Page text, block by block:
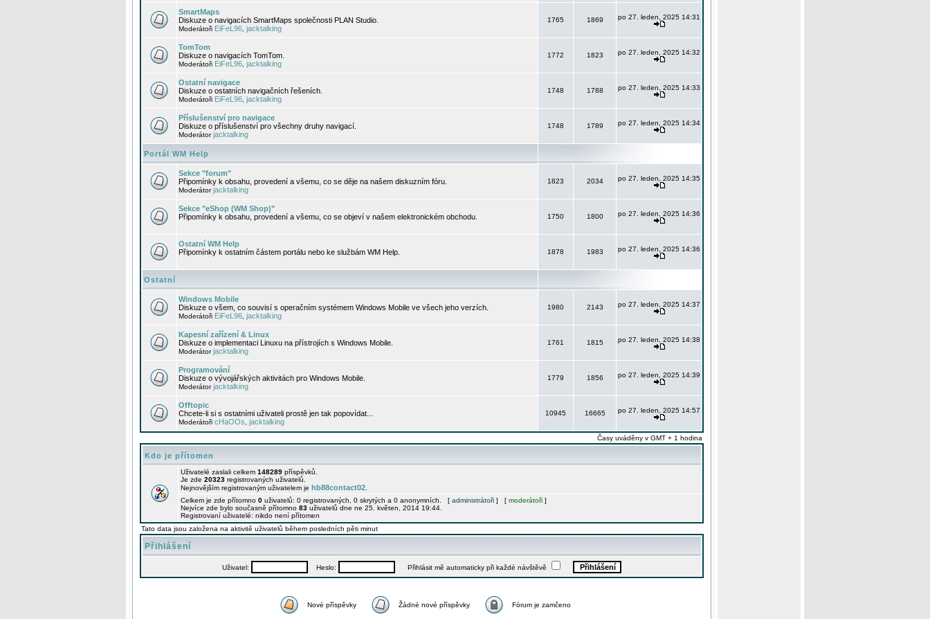
SmartMaps
Diskuze o navigacích SmartMaps společnosti PLAN Studio.
Moderátoři EiFeL96 jacktalking
1765 1869 po 27. leden, 2025 14:31
TomTom
Diskuze o navigacích TomTom.
Moderátoři EiFeL96 jacktalking
1772 1823 po 27. leden, 2025 14:32
Ostatní navigace
Diskuze o ostatních navigačních řešeních.
Moderátoři EiFeL96 jacktalking
1748 1788 po 27. leden, 2025 14:33
Příslušenství pro navigace
Diskuze o příslušenství pro všechny druhy navigací.
Moderátorjacktalking
1748 1789 po 27. leden, 2025 14:34
Portál WM Help
Sekce "forum"
Připomínky k obsahu, provedení a všemu, co se děje na našem diskuzním fóru.
Moderátorjacktalking
1823 2034 po 27. leden, 2025 14:35
Sekce "eShop (WM Shop)"
Připomínky k obsahu, provedení a všemu, co se objeví v našem elektronickém obchodu.
1750 1800 po 27. leden, 2025 14:36
Ostatní WM Help
Připomínky k ostatním částem portálu nebo ke službám WM Help.
1878 1983 po 27. leden, 2025 14:36
Ostatní
Windows Mobile
Diskuze o všem, co souvisí s operačním systémem Windows Mobile ve všech jeho verzích.
Moderátoři EiFeL96 jacktalking
1980 2143 po 27. leden, 2025 14:37
Kapesní zařízení & Linux
Diskuze o implementaci Linuxu na přístrojích s Windows Mobile.
Moderátorjacktalking
1761 1815 po 27. leden, 2025 14:38
Programování
Diskuze o vývojářských aktivitách pro Windows Mobile.
Moderátorjacktalking
1779 1856 po 27. leden, 2025 14:39
Offtopic
Chcete-li si s ostatními uživateli prostě jen tak popovídat...
Moderátoři cHaOOs jacktalking
10945 16665 po 27. leden, 2025 14:57
Časy uváděny v GMT + 1 hodina
Kdo je přítomen
Uživatelé zaslali celkem 148289 příspěvků.
Je zde 20323 registrovaných uživatelů.
Nejnovějším registrovaným uživatelem je hb88contact02
Celkem je zde přítomno 0 uživatelů: 0 registrovaných, 0 skrytých a 0 anonymních. [ administrátoři ] [ moderátoři ]
Nejvíce zde bylo současně přítomno 83 uživatelů dne ne 25. květen, 2014 19:44.
Registrovaní uživatelé: nikdo není přítomen
Tato data jsou založena na aktivitě uživatelů během posledních pěti minut
Přihlášení
Uživatel: Heslo: Přihlásit mě automaticky při každé návštěvě
Nové příspěvky Žádné nové příspěvky Fórum je zamčeno